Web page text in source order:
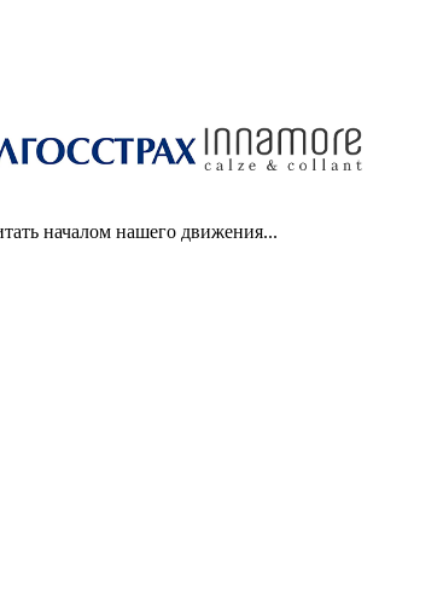
началом нашего движения...